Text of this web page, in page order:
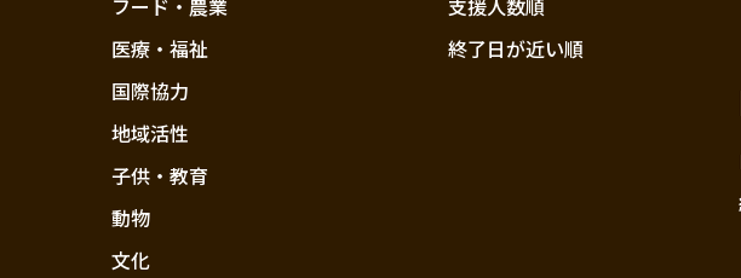
医療・福祉
国際協力
地域活性
子供・教育
動物
文化
終了日が近い順